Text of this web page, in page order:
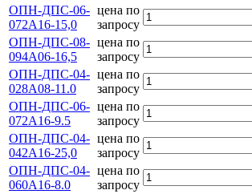
ОПН-ДПС-06-
072А16-15,0
цена по
запросу
ОПН-ДПС-08-
094А06-16,5
цена по
запросу
ОПН-ДПС-04-
028А08-11.0
цена по
запросу
ОПН-ДПС-06-
072А16-9.5
цена по
запросу
ОПН-ДПС-04-
042А16-25,0
цена по
запросу
ОПН-ДПС-04-
060А16-8.0
цена по
запросу